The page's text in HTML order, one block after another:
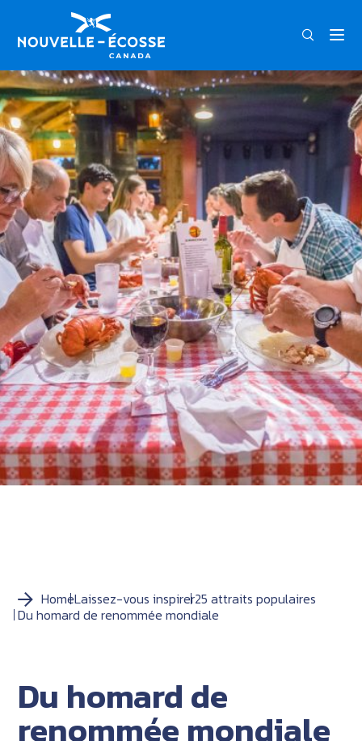
HomeLaissez-vous inspirer25 attraits populaires
Du homard de renommée mondiale
Du homard de
renommée mondiale